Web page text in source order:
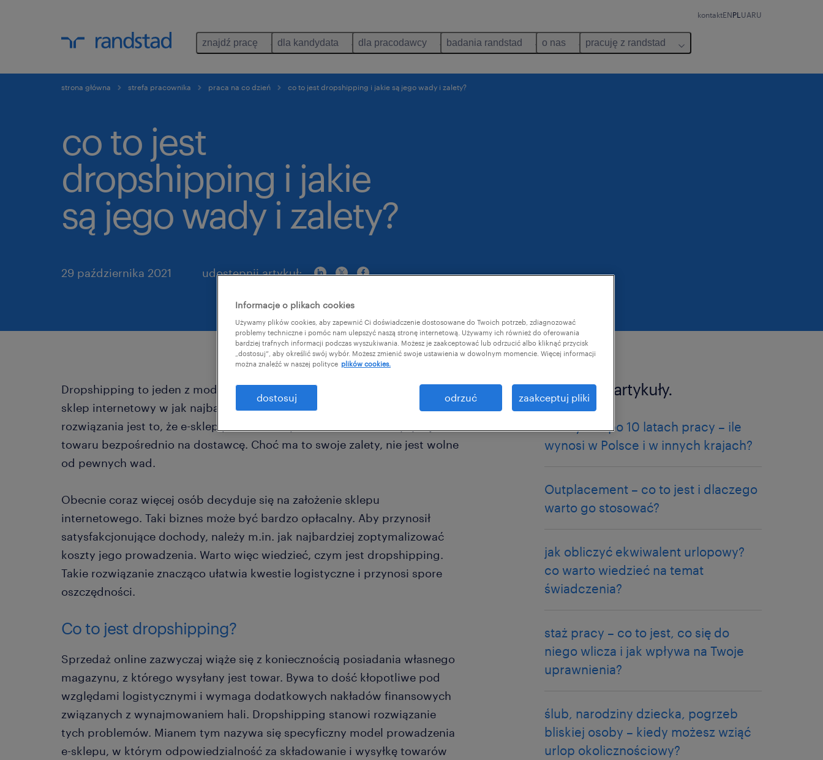
kontaktENPL UARU
znajdź pracę dla kandydata dla pracodawcy badania randstad o nas pracuję z randstad
strona główna strefa pracownika praca na co dzień co to jest dropshipping i jakie są jego wady i zalety?
co to jest
dropshipping i jakie
są jego wady i zalety?
29 października 2021 udostępnij artykuł:
Dropshipping to jeden z modeli logistycznych, które pozwalają prowadzić
sklep internetowy w jak najbardziej opłacalny sposób. Sednem takiego
rozwiązania jest to, że e-sklep przesuwa odpowiedzialność za wysyłkę
towaru bezpośrednio na dostawcę. Choć ma to swoje zalety, nie jest wolne
od pewnych wad.
Obecnie coraz więcej osób decyduje się na założenie sklepu
internetowego. Taki biznes może być bardzo opłacalny. Aby przynosił
satysfakcjonujące dochody, należy m.in. jak najbardziej zoptymalizować
koszty jego prowadzenia. Warto więc wiedzieć, czym jest dropshipping.
Takie rozwiązanie znacząco ułatwia kwestie logistyczne i przynosi spore
oszczędności.
Co to jest dropshipping?
Sprzedaż online zazwyczaj wiąże się z koniecznością posiadania własnego
magazynu, z którego wysyłany jest towar. Bywa to dość kłopotliwe pod
względami logistycznymi i wymaga dodatkowych nakładów finansowych
związanych z wynajmowaniem hali. Dropshipping stanowi rozwiązanie
tych problemów. Mianem tym nazywa się specyficzny model prowadzenia
e-sklepu, w którym odpowiedzialność za składowanie i wysyłkę towarów
podobne artykuły.
emerytura po 10 latach pracy – ile
wynosi w Polsce i w innych krajach?
Outplacement – co to jest i dlaczego
warto go stosować?
jak obliczyć ekwiwalent urlopowy?
co warto wiedzieć na temat
świadczenia?
staż pracy – co to jest, co się do
niego wlicza i jak wpływa na Twoje
uprawnienia?
ślub, narodziny dziecka, pogrzeb
bliskiej osoby – kiedy możesz wziąć
urlop okolicznościowy?
Informacje o plikach cookies
Używamy plików cookies, aby zapewnić Ci doświadczenie dostosowane do Twoich potrzeb, zdiagnozować
problemy techniczne i pomóc nam ulepszyć naszą stronę internetową. Używamy ich również do oferowania
bardziej trafnych informacji podczas wyszukiwania. Możesz je zaakceptować lub odrzucić albo kliknąć przycisk
„dostosuj”, aby określić swój wybór. Możesz zmienić swoje ustawienia w dowolnym momencie. Więcej informacji
można znaleźć w naszej polityce plików cookies.
dostosuj odrzuć zaakceptuj pliki